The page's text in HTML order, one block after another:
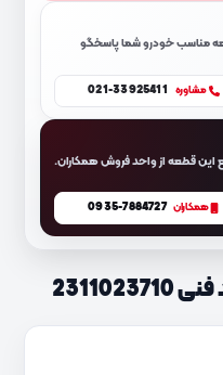
مناسب خودرو شما پاسخگو
مشاوره 021-33925411
این قطعه از واحد فروش همکاران.
همکاران 0935-7884727